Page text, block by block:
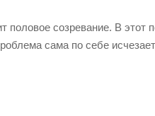
половое созревание. В
сама по себе